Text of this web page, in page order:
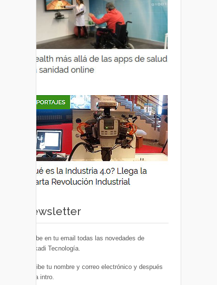
Newsletter
Recibe en tu email todas las novedades de
Euskadi Tecnología.
Escribe tu nombre y correo electrónico y después
pulsa intro.